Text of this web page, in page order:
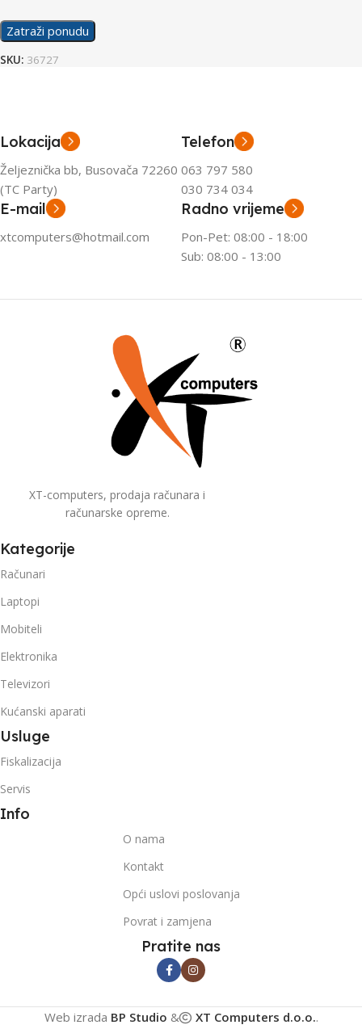
Zatraži ponudu
SKU: 36727
Lokacija
Željeznička bb, Busovača 72260
(TC Party)
Telefon
063 797 580
030 734 034
E-mail
xtcomputers@hotmail.com
Radno vrijeme
Pon-Pet: 08:00 - 18:00
Sub: 08:00 - 13:00
XT-computers, prodaja računara i
računarske opreme.
Kategorije
Računari
Laptopi
Mobiteli
Elektronika
Televizori
Kućanski aparati
Usluge
Fiskalizacija
Servis
Info
O nama
Kontakt
Opći uslovi poslovanja
Povrat i zamjena
Pratite nas
Web izrada BP Studio & XT Computers d.o.o..